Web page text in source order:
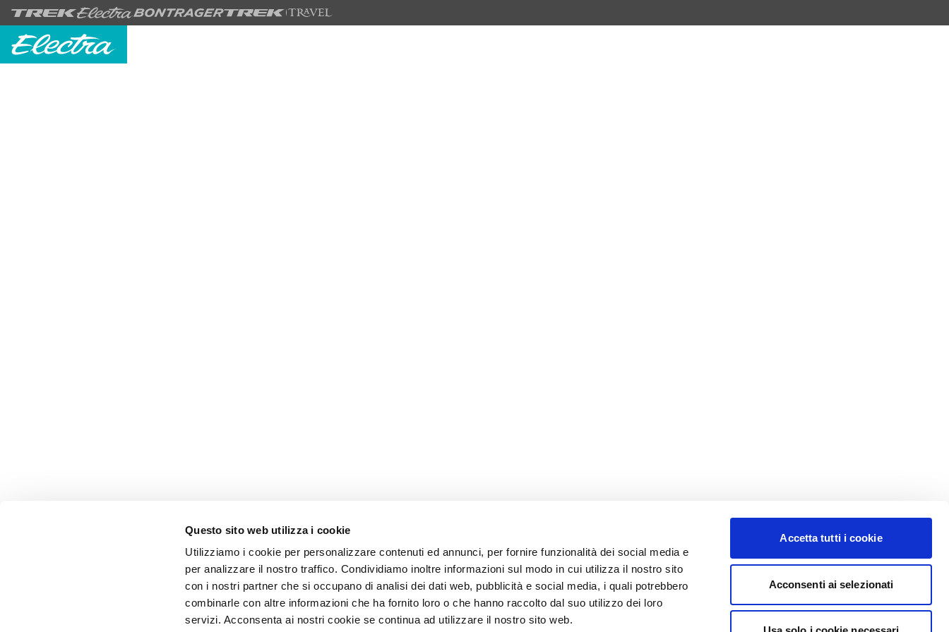
Questo sito web utilizza i cookie
Utilizziamo i cookie per personalizzare contenuti ed annunci, per fornire funzionalità dei social media e
per analizzare il nostro traffico. Condividiamo inoltre informazioni sul modo in cui utilizza il nostro sito
con i nostri partner che si occupano di analisi dei dati web, pubblicità e social media, i quali potrebbero
combinarle con altre informazioni che ha fornito loro o che hanno raccolto dal suo utilizzo dei loro
servizi. Acconsenta ai nostri cookie se continua ad utilizzare il nostro sito web.
Accetta tutti i cookie
Acconsenti ai selezionati